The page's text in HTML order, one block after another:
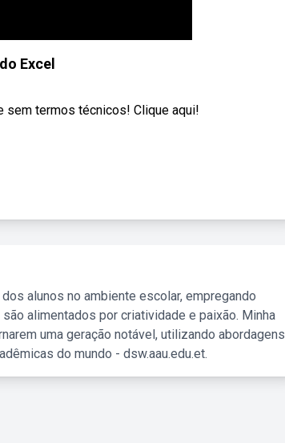
Excel
sem termos técnicos! Clique aqui!
alunos no ambiente escolar, empregando
alimentados por criatividade e paixão. Minha
uma geração notável, utilizando abordagens
do mundo - dsw.aau.edu.et.